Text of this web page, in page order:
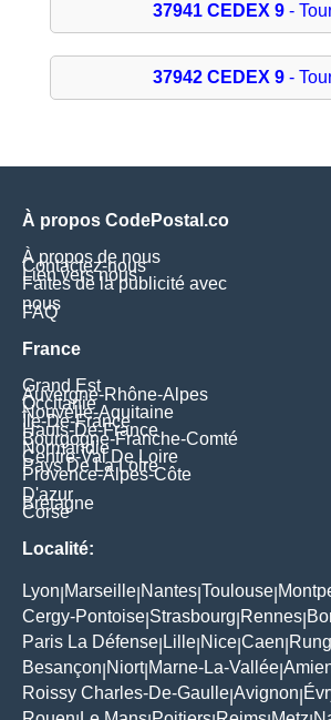
37941 CEDEX 9 -
37942 CEDEX 9 -
À propos CodePostal.co
À propos de nous
Contactez-nous
Lien vers nous
Faites de la publicité avec
nous
FAQ
France
Grand Est
Auvergne-Rhône-Alpes
Occitanie
Nouvelle-Aquitaine
Île-De-France
Hauts-De-France
Bourgogne-Franche-Comté
Normandie
Centre-Val De Loire
Pays De La Loire
Provence-Alpes-Côte
D'azur
Bretagne
Corse
Localité:
Lyon Marseille Nantes Toulouse
Cergy-Pontoise Strasbourg Rennes
Paris La Défense Lille Nice Caen
Besançon Niort| Marne-La-Vallée
Roissy Charles-De-Gaulle Avignon